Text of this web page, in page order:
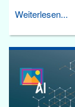
Weiterlesen...